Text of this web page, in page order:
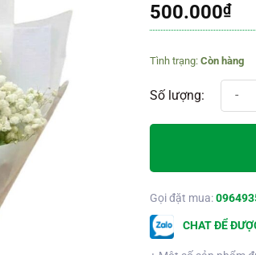
500.000₫
Còn hàng
Bó hoa 1148 số lượng
Gọi đặt mua:
CHAT ĐỂ